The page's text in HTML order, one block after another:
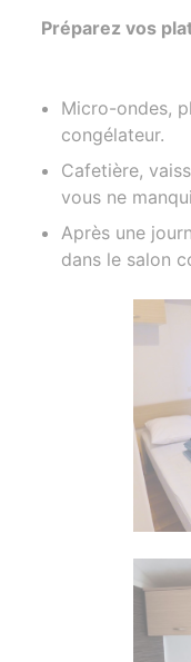
Préparez vos
Micro-ondes,
congélateur.
Cafetière,
vous ne
Après une
dans le salon